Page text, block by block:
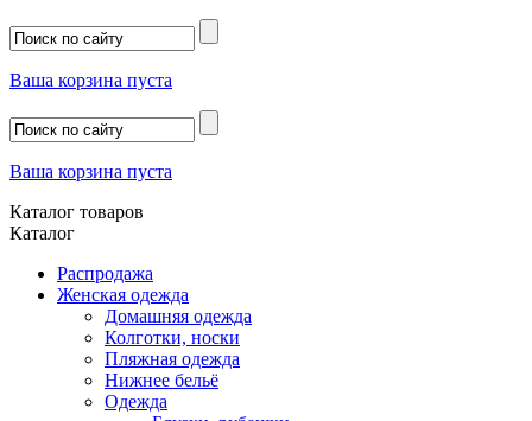
Ваша корзина пуста
Ваша корзина пуста
Каталог товаров
Каталог
Распродажа
Женская одежда
Домашняя одежда
Колготки, носки
Пляжная одежда
Нижнее бельё
Одежда